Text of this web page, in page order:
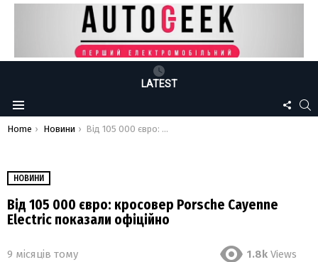
LATEST
Menu
US
You are here:
Home Новини Від 105 000 євро: кросовер Porsche Cayenne Electric показали офіційно
НОВИНИ
Від 105 000 євро: кросовер Porsche Cayenne
Electric показали офіційно
9 місяців тому 1.8k Views